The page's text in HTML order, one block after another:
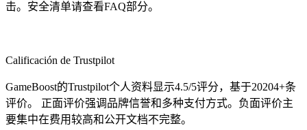
击。安全清单请查看FAQ部分。
Calificación de Trustpilot
GameBoost的Trustpilot个人资料显示4.5/5评分，基于20204+条
评价。 正面评价强调品牌信誉和多种支付方式。负面评价主
要集中在费用较高和公开文档不完整。